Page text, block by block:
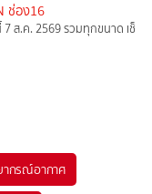
ช่อง16
ส.ค. 2569 รวมทุกขนาด เช็
กรณ์อากาศ